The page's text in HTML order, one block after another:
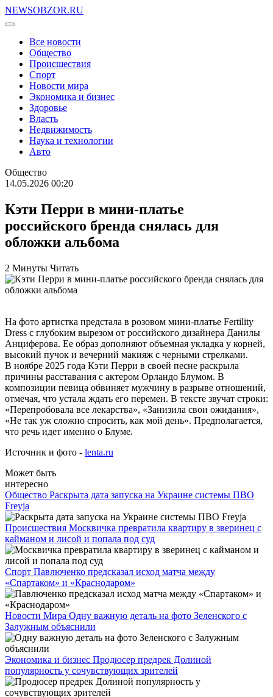
NEWSOBZOR.RU
Все новости
Общество
Происшествия
Спорт
Новости мира
Экономика и бизнес
Здоровье
Власть
Недвижимость
Наука и технологии
Авто
Общество
14.05.2026 00:20
Кэти Перри в мини-платье
российского бренда снялась для
обложки альбома
2 Минуты Читать
На фото артистка предстала в розовом мини-платье Fertility
Dress с глубоким вырезом от российского дизайнера Данилы
Анциферова. Ее образ дополняют объемная укладка у корней,
высокий пучок и вечерний макияж с черными стрелками.
В ноябре 2025 года Кэти Перри в своей песне раскрыла
причины расставания с актером Орландо Блумом. В
композиции певица обвиняет мужчину в разрыве отношений,
отмечая, что устала ждать его перемен. В тексте звучат строки:
«Перепробовала все лекарства», «Занизила свои ожидания»,
«Не так уж сложно спросить, как мой день». Предполагается,
что речь идет именно о Блуме.
Источник и фото - lenta.ru
Может быть
интересно
Общество Раскрыта дата запуска на Украине системы ПВО
Freyja
Происшествия Москвичка превратила квартиру в зверинец с
кайманом и лисой и попала под суд
Спорт Павлюченко предсказал исход матча между
«Спартаком» и «Краснодаром»
Новости Мира Одну важную деталь на фото Зеленского с
Залужным объяснили
Экономика и бизнес Продюсер предрек Долиной
популярность у сочувствующих зрителей